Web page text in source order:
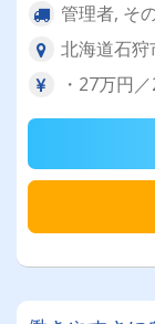
管理者, そ
北海道石狩
・27万円